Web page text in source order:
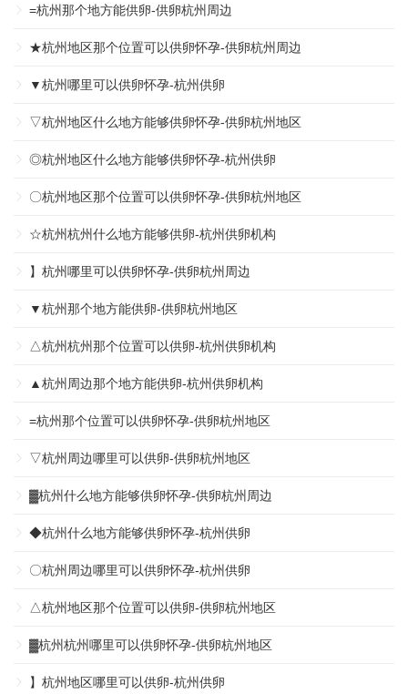
=杭州那个地方能供卵-供卵杭州周边
★杭州地区那个位置可以供卵怀孕-供卵杭州周边
▼杭州哪里可以供卵怀孕-杭州供卵
▽杭州地区什么地方能够供卵怀孕-供卵杭州地区
◎杭州地区什么地方能够供卵怀孕-杭州供卵
〇杭州地区那个位置可以供卵怀孕-供卵杭州地区
☆杭州杭州什么地方能够供卵-杭州供卵机构
】杭州哪里可以供卵怀孕-供卵杭州周边
▼杭州那个地方能供卵-供卵杭州地区
△杭州杭州那个位置可以供卵-杭州供卵机构
▲杭州周边那个地方能供卵-杭州供卵机构
=杭州那个位置可以供卵怀孕-供卵杭州地区
▽杭州周边哪里可以供卵-供卵杭州地区
▓杭州什么地方能够供卵怀孕-供卵杭州周边
◆杭州什么地方能够供卵怀孕-杭州供卵
〇杭州周边哪里可以供卵怀孕-杭州供卵
△杭州地区那个位置可以供卵-供卵杭州地区
▓杭州杭州哪里可以供卵怀孕-供卵杭州地区
】杭州地区哪里可以供卵-杭州供卵